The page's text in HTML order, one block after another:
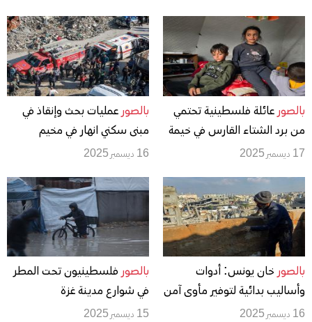
بالصور عائلة فلسطينية تحتمي
من برد الشتاء القارس في خيمة
نصبتها فوق منزلها المدمر قرب
17 ديسمبر 2025
بالصور عمليات بحث وإنقاذ في
مبنى سكني انهار في مخيم
الشاطئ
16 ديسمبر 2025
بالصور خان يونس: أدوات
وأساليب بدائية لتوفير مأوى آمن
من برد الشتاء القارس
16 ديسمبر 2025
بالصور فلسطينيون تحت المطر
في شوارع مدينة غزة
15 ديسمبر 2025